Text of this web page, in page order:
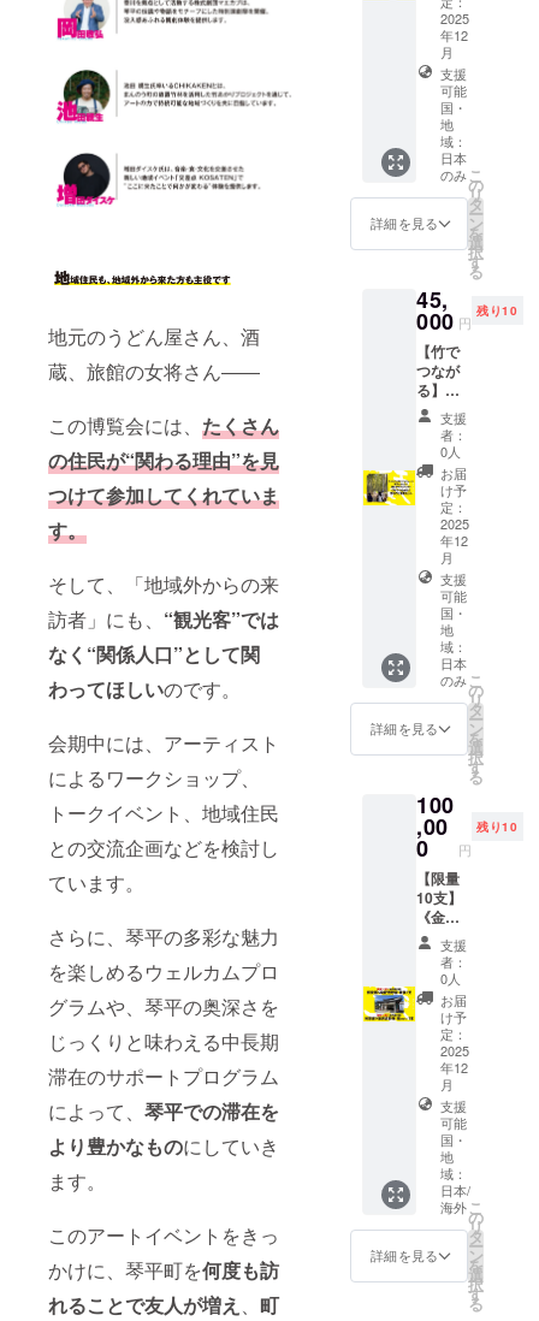
地元のうどん屋さん、酒
蔵、旅館の女将さん――
この博覧会には、 たくさん
の住民が“関わる理由”を見
つけて参加してくれていま
す。
そして、「地域外からの来
訪者」にも、 “観光客”では
なく“関係人口”として関
わってほしいのです。
会期中には、アーティスト
によるワークショップ、
トークイベント、地域住民
との交流企画などを検討し
ています。
さらに、琴平の多彩な魅力
を楽しめるウェルカムプロ
グラムや、琴平の奥深さを
じっくりと味わえる中長期
滞在のサポートプログラム
によって、 琴平での滞在を
より豊かなものにしていき
ます。
このアートイベントをきっ
かけに、琴平町を何度も訪
れることで友人が増え 、 町
円以上
30万円
未満：
文字サ
イズ大
3万円以
上10万
円未
満：文
字サイ
万円未
満：文
ズ小 ※
複数の
支援を
組み合
わせて
いただ
いた場
合は額
に応じ
てサイ
ズを調
整致し
ます。
ます。
ド 1
枚：
「謝
謝」の
文字、
何景窗
のサイ
ン入り
・サイ
ズ：
128×18
2ｍｍ ※
メッ
の色は
おまか
せにな
りま
す。 ※
本作品
の著作
権は何
景窗に
帰属し
ます。
改変、
転売等
は固く
禁じま
す。 ※
ご支援
いただ
いた方
のお名
前を
ホーム
ページ
きま
す。
（希望
者の
み） 掲
載を希
望され
る方
は、備
考欄に
掲載し
たいお
名前を
ご記入
くださ
い。
（企業
名、
ニック
ネーム
可） 備
考欄に
ご記入
がない
場合
は、掲
滿：大
字體 ・
3萬～10
萬元未
滿：中
字體 ・
3萬元未
滿：小
字體 ※
如有多
助，將
依累計
整字體
大小。
【限定
20枚】
何景窗
による
直筆サ
イン＋
お名前
＋お好
きな文
字入り
メッ
セージ
カード
台湾を
代表す
るアー
ティス
トであ
る書道
詩人、
が琴平
山博覧
くださ
る皆さ
まへの
お礼と
して、
直筆で
記した
メッ
セージ
カー
ド。 ＜
内容＞
・ メッ
セージ
カー
ド 1
枚：①
支援者
様のお
名前
②指定
の文
字、何
景窗の
サイン
入り ・
的名字
刊登於
官方網
站（可
使用企
業名稱
或暱
稱）。
如欲刊
登，請
於備註
欄填寫
希望顯
示的名
填寫者
將不予
刊登。
＜刊登
字級＞
・30萬
元以
上：特
大字體
或刊登
Logo ・
10萬～
30萬元
未滿：
大字體
・3萬～
10萬元
未滿：
中字體
・3萬元
未滿：
小字體
筆贊
助，將
金額調
整字體
大小。
【限定
20枚】
林育良
Makoto
Lin撮影
＆直筆
サイン
入り
チェキ
台湾を
代表す
る写真
芸術
家、林
育良
Makoto
Linが琴
平の町
を切り
取った
インス
タント
で感じ
られる
ライン
ナップ
です。
笹を
テーマ
にした
スイー
ツも添
えて、
竹の産
お届け
しま
す。 ＜
セット
内容＞
・竹モ
ノがた
り提供
まんの
うだけ
の 竹
の葉茶
（焙
煎）
（煮出
し
ティー
バッグ
4g×10
パッ
ク） 竹
コップ
（塗装
の種類
をお選
さ
い） 1
個 竹の
葉リー
ス 1個
竹のし
おり 1
個 竹×
土の
ネック
レス
『goen
』 1個
SUNNY
SIDE
FIELDS
提供 笹
のパウ
ンド
ケーキ
（30g1
個入り
の葉
フィナ
のオリ
ジナル
グッズ
を詰め
込みま
した。
＜セッ
ト内容
＞ ・リ
バーシ
トート
バッ
メ！
本体サ
イズ：
W350×
H230×
D160（
mm)／
持ち
手：
W35×L
350（m
m） ・
手拭
い 1枚
・缶
バッ
ジ 2個
・ハギ
レ 80g
※柄はお
まかせ
になり
ます。
のお名
前を
ホーム
ページ
に掲載
させて
いただ
きま
す。
（希望
者の
み） 掲
載を希
望され
る方
は、備
考欄に
掲載し
たいお
名前を
ご記入
くださ
い。
（企業
名、
ニック
で28代
続く五
人百姓
池商店
の若き
店主、
池さん
がセレ
クトし
たおす
オリジ
ナル
を詰め
込みま
した。
＜セッ
ト内容
＞ ・五
人百姓
池商店
オリジ
ナル
下駄
←オス
スメ！
・五人
百姓池
商店オ
リジナ
ル ス
テッ
カー ・
五人百
姓池商
ジナ
ル 加
ル
ダー
←オス
スメ！
※ご支援
いただ
いた方
のお名
前を
ホーム
ページ
に掲載
させて
いただ
きま
す。
（希望
者の
み） 掲
載を希
望され
る方
は、備
考欄に
掲載し
たいお
2025
年12
月
支援
可能
国・
地
域：
日本
のみ
詳細を見る
こ
の
リ
タ
ー
ン
を
選
択
す
る
45,
000 円
残り10
【竹で
つなが
る】竹
マニア
向け！
竹に関
わる
人・コ
ト・モ
ノをま
るごと
楽しめ
る体験
セッ
ト！ ま
んのう
町の竹
文化を
「味わ
くる・
関わ
ぐ」フ
ルコー
ス。 笹
茶や笹
菓子を
楽しむ
だけで
なく、
自ら竹
資源に
触れな
がら竹
クリエ
イター
になれ
るワー
ク
ショッ
プをご
用意。
さら
に、今
回のプ
ロジェ
クトで
支援
者：
0人
お届
け予
定：
2025
年12
月
支援
可能
国・
地
域：
日本
のみ
詳細を見る
こ
の
リ
タ
ー
ン
を
選
択
す
る
100
,00
0 円
残り10
【限量
10支】
《金與
銀與
墨》
何景窗
× 染匠
吉野
屋 幟
旗（の
ぼり）1
灣書法
詩人何
景窗與
攝影藝
術家林
育良
（Mako
共同策
劃的展
支援
者：
0人
お届
け予
定：
2025
年12
月
支援
可能
国・
地
域：
日本/
海外
詳細を見る
こ
の
リ
タ
ー
ン
を
選
択
す
る